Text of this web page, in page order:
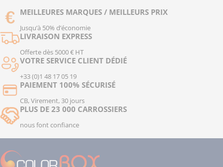
MEILLEURES MARQUES / MEILLEURS PRIX
Jusqu’à 50% d’économie
LIVRAISON EXPRESS
Offerte dès 5000 € HT
VOTRE SERVICE CLIENT DÉDIÉ
+33 (0)1 48 17 05 19
PAIEMENT 100% SÉCURISÉ
CB, Virement, 30 jours
PLUS DE 23 000 CARROSSIERS
nous font confiance